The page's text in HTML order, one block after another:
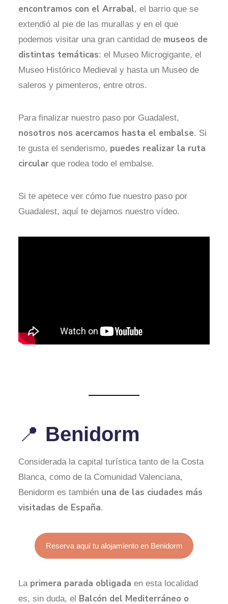
encontramos con el Arrabal, el barrio que se
extendió al pie de las murallas y en el que
podemos visitar una gran cantidad de museos de
distintas temáticas: el Museo Microgigante, el
Museo Histórico Medieval y hasta un Museo de
saleros y pimenteros, entre otros.
Para finalizar nuestro paso por Guadalest,
nosotros nos acercamos hasta el embalse. Si
te gusta el senderismo, puedes realizar la ruta
circular que rodea todo el embalse.
Si te apetece ver cómo fue nuestro paso por
Guadalest, aquí te dejamos nuestro vídeo.
📍 Benidorm
Considerada la capital turística tanto de la Costa
Blanca, como de la Comunidad Valenciana,
Benidorm es también una de las ciudades más
visitadas de España.
Reserva aquí tu alojamiento en Benidorm
La primera parada obligada en esta localidad
es, sin duda, el Balcón del Mediterráneo o